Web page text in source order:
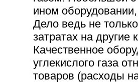
ином
Дело ведь не
затратах на
Качественное
углекислого газа
товаров (расходы